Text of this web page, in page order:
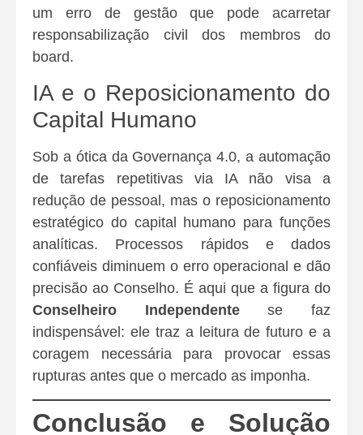
um erro de gestão que pode acarretar
responsabilização civil dos membros do
board.
IA e o Reposicionamento do
Capital Humano
Sob a ótica da Governança 4.0, a automação
de tarefas repetitivas via IA não visa a
redução de pessoal, mas o reposicionamento
estratégico do capital humano para funções
analíticas. Processos rápidos e dados
confiáveis diminuem o erro operacional e dão
precisão ao Conselho. É aqui que a figura do
Conselheiro Independentese faz
indispensável: ele traz a leitura de futuro e a
coragem necessária para provocar essas
rupturas antes que o mercado as imponha.
Conclusão e Solução